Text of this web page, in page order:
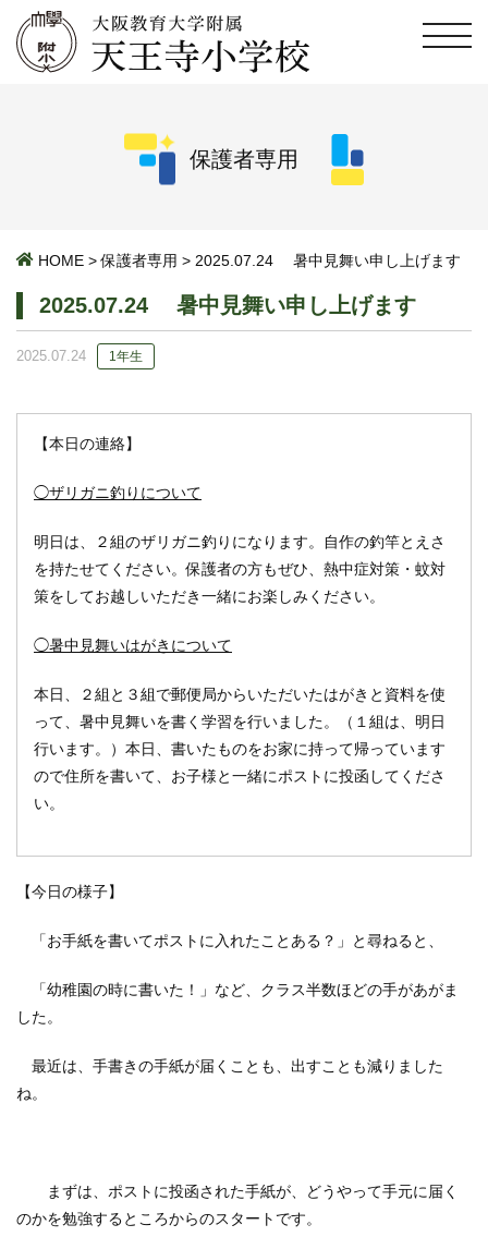
保護者専用
HOME > 保護者専用 > 2025.07.24 暑中見舞い申し上げます
2025.07.24 暑中見舞い申し上げます
2025.07.24 1年生
【本日の連絡】
◯ザリガニ釣りについて
明日は、２組のザリガニ釣りになります。自作の釣竿とえさ
を持たせてください。保護者の方もぜひ、熱中症対策・蚊対
策をしてお越しいただき一緒にお楽しみください。
◯暑中見舞いはがきについて
本日、２組と３組で郵便局からいただいたはがきと資料を使
って、暑中見舞いを書く学習を行いました。（１組は、明日
行います。）本日、書いたものをお家に持って帰っています
ので住所を書いて、お子様と一緒にポストに投函してくださ
い。
【今日の様子】
「お手紙を書いてポストに入れたことある？」と尋ねると、
「幼稚園の時に書いた！」など、クラス半数ほどの手があがま
した。
最近は、手書きの手紙が届くことも、出すことも減りました
ね。
まずは、ポストに投函された手紙が、どうやって手元に届く
のかを勉強するところからのスタートです。